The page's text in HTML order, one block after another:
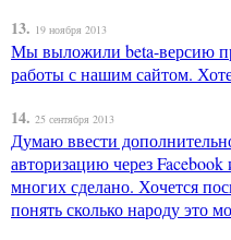
13. 19 ноября 2013
Мы выложили beta-версию
работы с нашим сайтом.
14. 25 сентября 2013
Думаю ввести
авторизацию через
многих сделано. Хочется
понять сколько народу это